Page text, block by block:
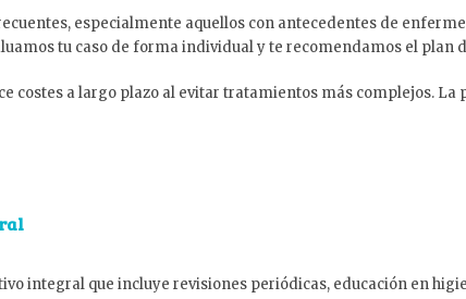
especialmente aquellos con antecedentes de
tu caso de forma individual y te recomendamos el plan
costes a largo plazo al evitar tratamientos más complejos.
integral que incluye revisiones periódicas, educación en